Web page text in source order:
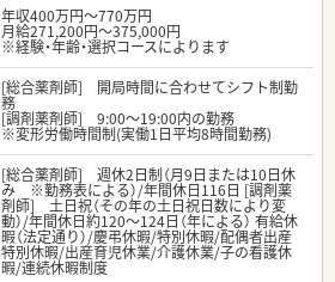
年収400万円～770万円
月給271,200円～375,000円
※経験・年齢・選択コースによります
[総合薬剤師] 開局時間に合わせてシフト制勤
務
[調剤薬剤師] 9:00～19:00内の勤務
※変形労働時間制(実働1日平均8時間勤務)
[総合薬剤師] 週休2日制（月9日または10日休
み ※勤務表による）/年間休日116日 [調剤薬
剤師] 土日祝（その年の土日祝日数により変
動）/年間休日約120～124日（年による） 有給休
暇（法定通り）/慶弔休暇/特別休暇/配偶者出産
特別休暇/出産育児休業/介護休業/子の看護休
暇/連続休暇制度